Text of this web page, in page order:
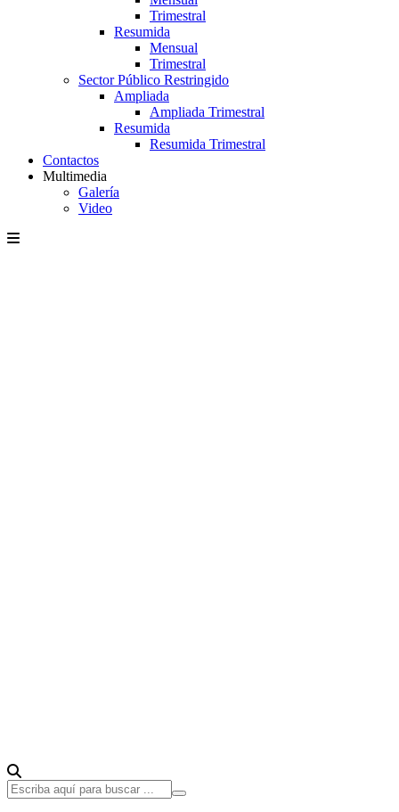
Trimestral
Resumida
Mensual
Trimestral
Sector Público Restringido
Ampliada
Ampliada Trimestral
Resumida
Resumida Trimestral
Contactos
Multimedia
Galería
Video